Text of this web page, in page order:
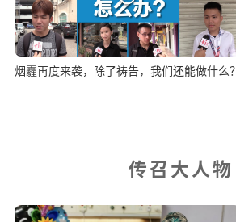
烟霾再度来袭，除了祷告，我们还能做什么？
传召大人物